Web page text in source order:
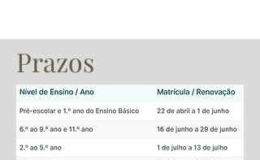
Prazos